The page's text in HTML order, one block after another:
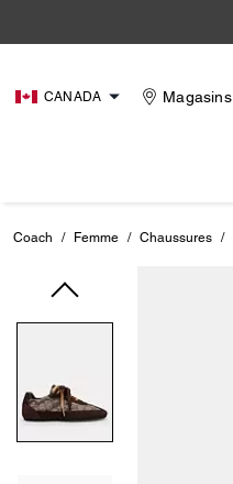
CANADA Magasins
Coach / Femme / Chaussures /